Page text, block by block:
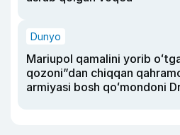
Dunyo
Mariupol qamalini yorib
qozoni”dan chiqqan
armiyasi bosh qoʻmondoni